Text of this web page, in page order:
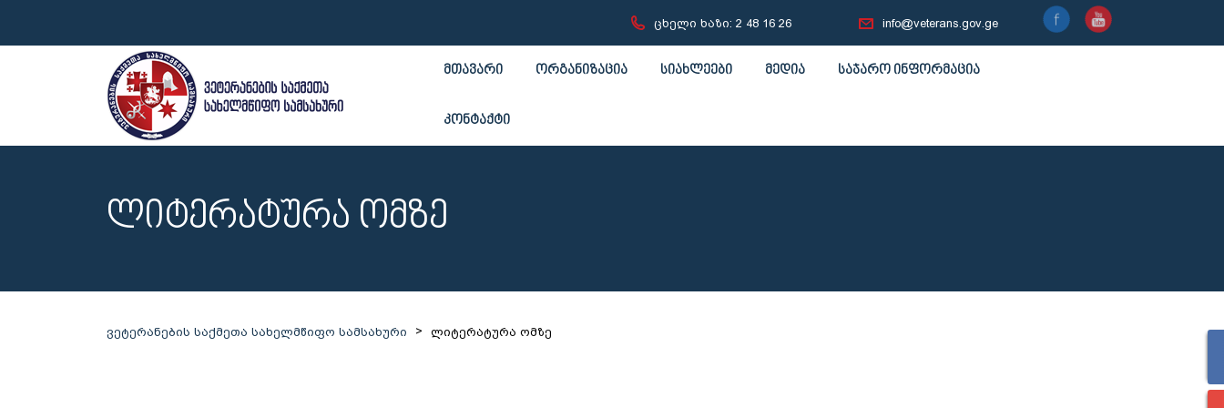
ცხელი ხაზი: 2 48 16 26 info@veterans.gov.ge
მთავარი ორგანიზაცია სიახლეები მედია საჯარო ინფორმაცია
კონტაქტი
ᲚᲘᲢᲔᲠᲐᲢᲣᲠᲐ ᲝᲛᲖᲔ
ვეტერანების საქმეთა სახელმწიფო სამსახური > ლიტერატურა ომზე